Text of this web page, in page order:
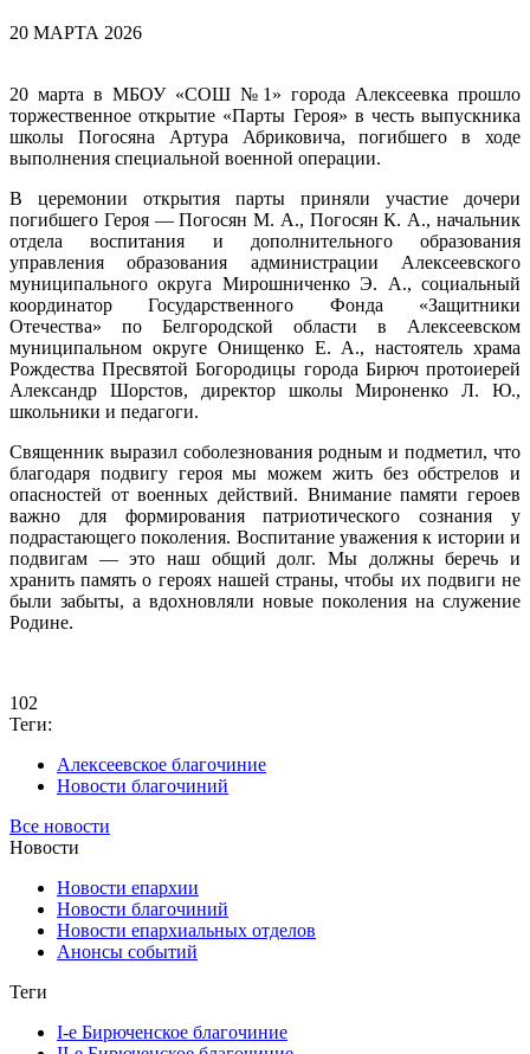
20 МАРТА 2026
20 марта в МБОУ «СОШ №1» города Алексеевка прошло
торжественное открытие «Парты Героя» в честь выпускника
школы Погосяна Артура Абриковича, погибшего в ходе
выполнения специальной военной операции.
В церемонии открытия парты приняли участие дочери
погибшего Героя — Погосян М. А., Погосян К. А., начальник
отдела воспитания и дополнительного образования
управления образования администрации Алексеевского
муниципального округа Мирошниченко Э. А., социальный
координатор Государственного Фонда «Защитники
Отечества» по Белгородской области в Алексеевском
муниципальном округе Онищенко Е. А., настоятель храма
Рождества Пресвятой Богородицы города Бирюч протоиерей
Александр Шорстов, директор школы Мироненко Л. Ю.,
школьники и педагоги.
Священник выразил соболезнования родным и подметил, что
благодаря подвигу героя мы можем жить без обстрелов и
опасностей от военных действий. Внимание памяти героев
важно для формирования патриотического сознания у
подрастающего поколения. Воспитание уважения к истории и
подвигам — это наш общий долг. Мы должны беречь и
хранить память о героях нашей страны, чтобы их подвиги не
были забыты, а вдохновляли новые поколения на служение
Родине.
102
Теги:
Алексеевское благочиние
Новости благочиний
Все новости
Новости
Новости епархии
Новости благочиний
Новости епархиальных отделов
Анонсы событий
Теги
I-е Бирюченское благочиние